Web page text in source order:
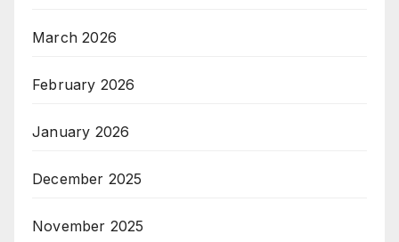
March 2026
February 2026
January 2026
December 2025
November 2025